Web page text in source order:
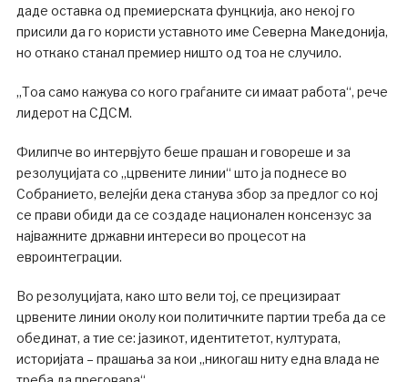
даде оставка од премиерската фунцкија, ако некој го
присили да го користи уставното име Северна Македонија,
но откако станал премиер ништо од тоа не случило.
„Тоа само кажува со кого граѓаните си имаат работа“, рече
лидерот на СДСМ.
Филипче во интервјуто беше прашан и говореше и за
резолуцијата со „црвените линии“ што ја поднесе во
Собранието, велејќи дека станува збор за предлог со кој
се прави обиди да се создаде национален консензус за
најважните државни интереси во процесот на
евроинтеграции.
Во резолуцијата, како што вели тој, се прецизираат
црвените линии околу кои политичките партии треба да се
обединат, а тие се: јазикот, идентитетот, културата,
историјата – прашања за кои „никогаш ниту една влада не